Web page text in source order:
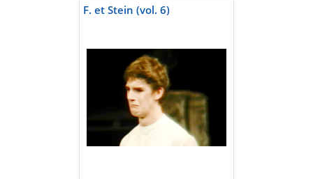
F. et Stein (vol. 6)